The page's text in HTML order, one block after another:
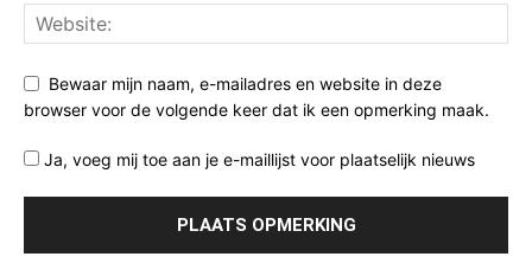
Bewaar mijn naam, e-mailadres en website in deze
browser voor de volgende keer dat ik een opmerking maak.
Ja, voeg mij toe aan je e-maillijst voor plaatselijk nieuws